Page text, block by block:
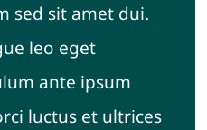
sed sit amet dui.
leo eget
ante ipsum
luctus et ultrices